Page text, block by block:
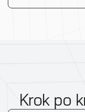
Krok po